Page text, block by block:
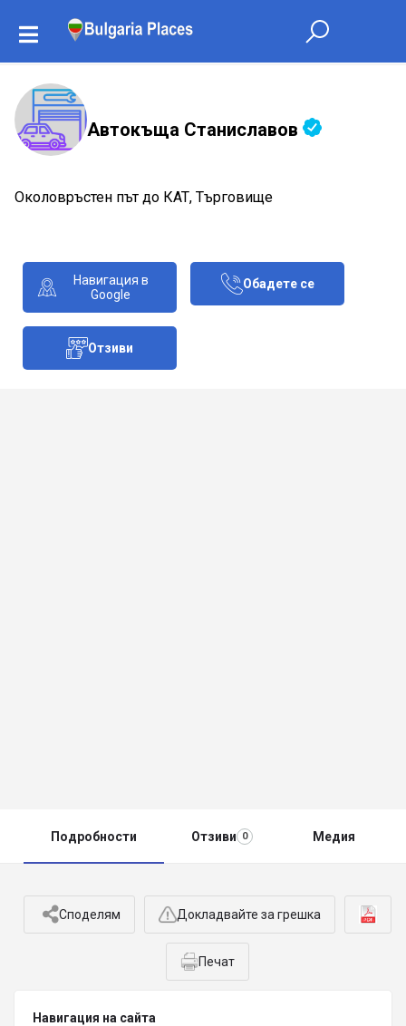
Автокъща Станиславов
Околовръстен път до КАТ, Търговище
Навигация в
Google
Обадете се
Отзиви
Подробности Отзиви 0 Медия
Споделям Докладвайте за грешка
Печат
Навигация на сайта